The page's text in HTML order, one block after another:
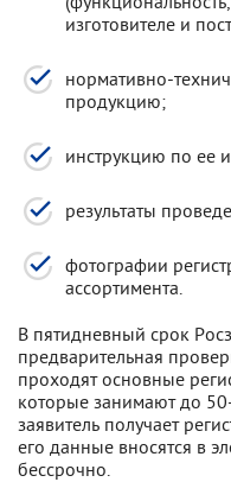
изготовителе и
нормативно-
продукцию;
инструкцию по ее
результаты
фотографии
ассортимента.
В пятидневный срок
предварительная
проходят основные
которые занимают до
заявитель получает
его данные вносятся в
бессрочно.